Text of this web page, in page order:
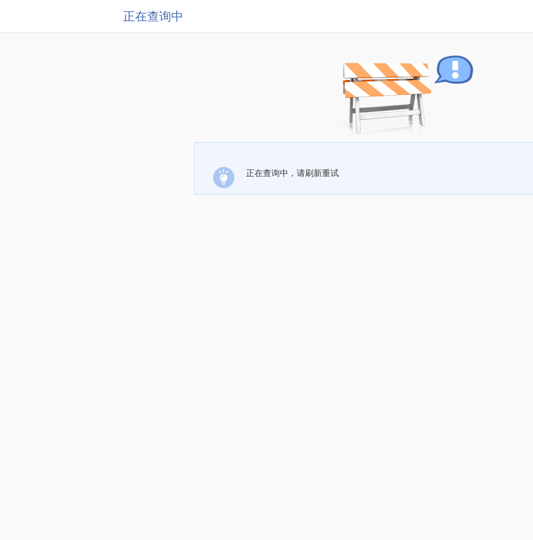
正在查询中
正在查询中，请刷新重试